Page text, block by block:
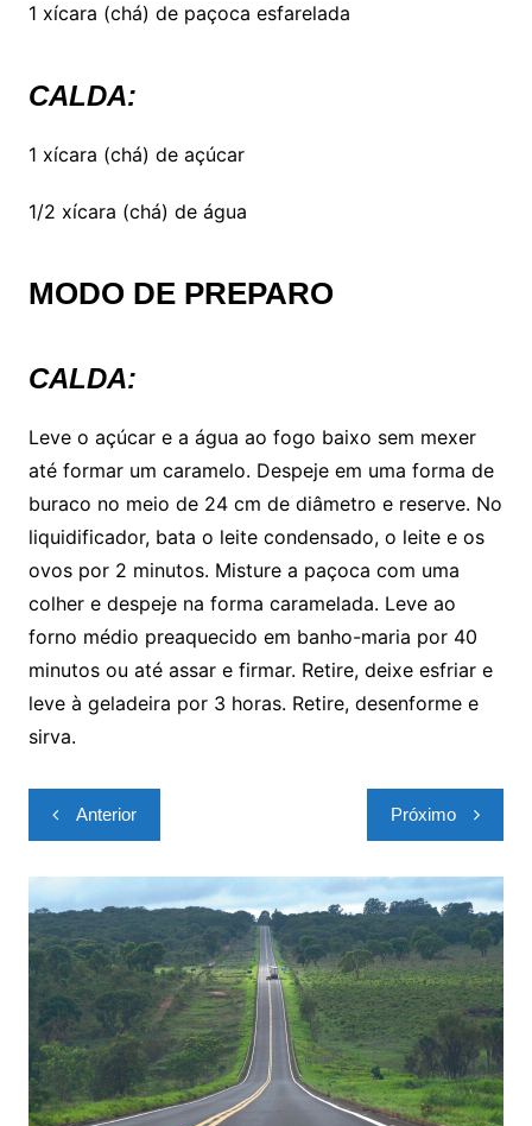
1 xícara (chá) de paçoca esfarelada
CALDA:
1 xícara (chá) de açúcar
1/2 xícara (chá) de água
MODO DE PREPARO
CALDA:
Leve o açúcar e a água ao fogo baixo sem mexer
até formar um caramelo. Despeje em uma forma de
buraco no meio de 24 cm de diâmetro e reserve. No
liquidificador, bata o leite condensado, o leite e os
ovos por 2 minutos. Misture a paçoca com uma
colher e despeje na forma caramelada. Leve ao
forno médio preaquecido em banho-maria por 40
minutos ou até assar e firmar. Retire, deixe esfriar e
leve à geladeira por 3 horas. Retire, desenforme e
sirva.
Navegação
de
Post
Anterior Próximo